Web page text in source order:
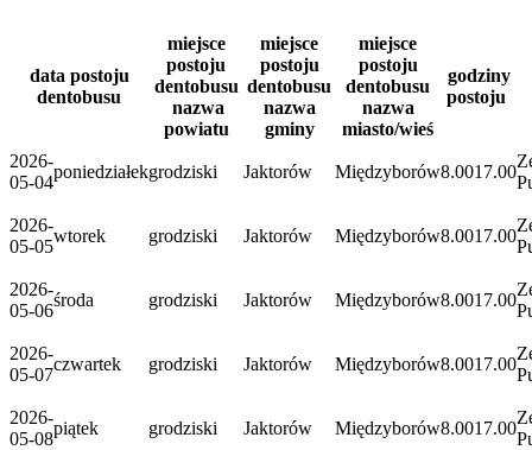
data postoju
dentobusu
miejsce
postoju
dentobusu
nazwa
powiatu
miejsce
postoju
dentobusu
nazwa
gminy
miejsce
postoju
dentobusu
nazwa
miasto/wieś
godziny
postoju
2026-
05-04
poniedziałekgrodziski Jaktorów Międzyborów8.0017.00
2026-
05-05
wtorek grodziski Jaktorów Międzyborów8.0017.00
2026-
05-06
środa grodziski Jaktorów Międzyborów8.0017.00
2026-
05-07
czwartek grodziski Jaktorów Międzyborów8.0017.00
2026-
05-08
piątek grodziski Jaktorów Międzyborów8.0017.00